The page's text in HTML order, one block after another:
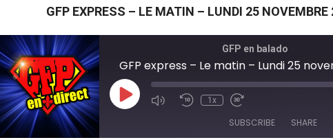
GFP EXPRESS – LE MATIN – LUNDI 25 NOVEMBRE
GFP en balado
GFP express – Le matin – Lundi 25
Play
Episode
1x
SUBSCRIBE SHARE